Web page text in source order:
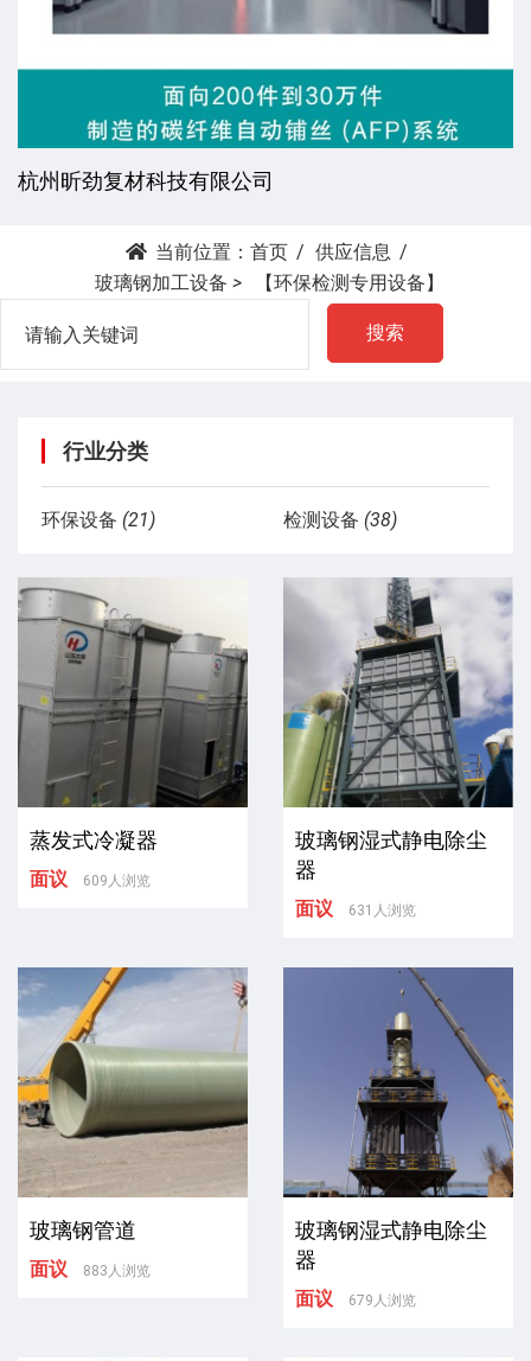
杭州昕劲复材科技有限公司
当前位置： 首页
供应信息
玻璃钢加工设备 > 【环保检测专用设备】
搜索
行业分类
环保设备 (21) 检测设备 (38)
蒸发式冷凝器
面议 609人浏览
玻璃钢湿式静电除尘
器
面议 631人浏览
玻璃钢管道
面议 883人浏览
玻璃钢湿式静电除尘
器
面议 679人浏览